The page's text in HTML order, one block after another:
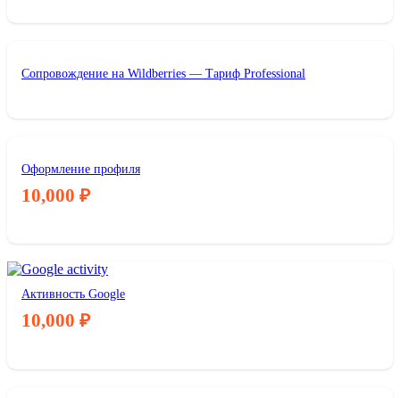
Сопровождение на Wildberries — Тариф Professional
Оформление профиля
10,000 ₽
Активность Google
10,000 ₽